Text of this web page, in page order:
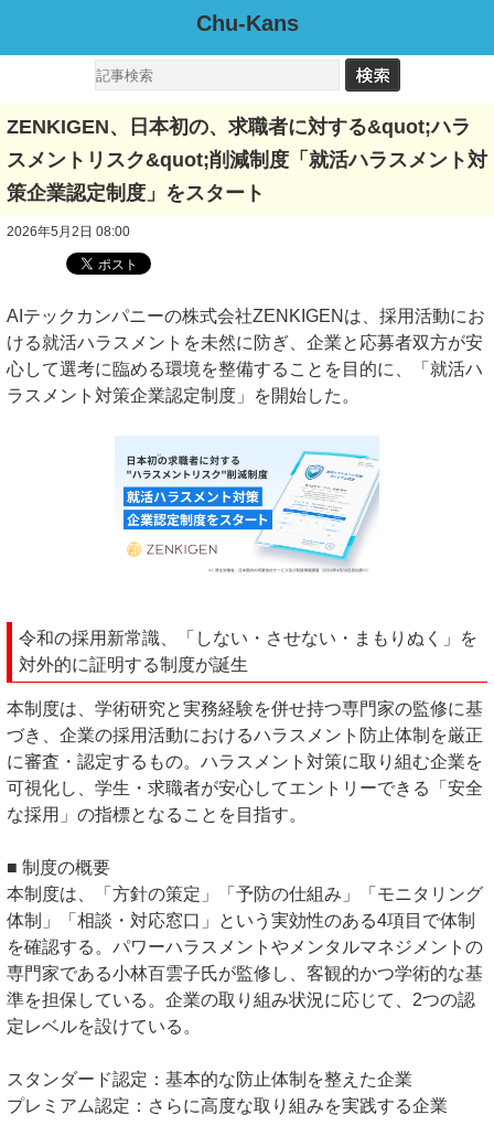
Chu-Kans
ZENKIGEN、日本初の、求職者に対する&quot;ハラ
スメントリスク&quot;削減制度「就活ハラスメント対
策企業認定制度」をスタート
2026年5月2日 08:00
AIテックカンパニーの株式会社ZENKIGENは、採用活動にお
ける就活ハラスメントを未然に防ぎ、企業と応募者双方が安
心して選考に臨める環境を整備することを目的に、「就活ハ
ラスメント対策企業認定制度」を開始した。
令和の採用新常識、「しない・させない・まもりぬく」を
対外的に証明する制度が誕生
本制度は、学術研究と実務経験を併せ持つ専門家の監修に基
づき、企業の採用活動におけるハラスメント防止体制を厳正
に審査・認定するもの。ハラスメント対策に取り組む企業を
可視化し、学生・求職者が安心してエントリーできる「安全
な採用」の指標となることを目指す。
■ 制度の概要
本制度は、「方針の策定」「予防の仕組み」「モニタリング
体制」「相談・対応窓口」という実効性のある4項目で体制
を確認する。パワーハラスメントやメンタルマネジメントの
専門家である小林百雲子氏が監修し、客観的かつ学術的な基
準を担保している。企業の取り組み状況に応じて、2つの認
定レベルを設けている。
スタンダード認定：基本的な防止体制を整えた企業
プレミアム認定：さらに高度な取り組みを実践する企業